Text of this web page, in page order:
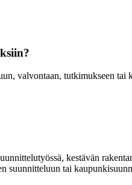
valvontaan, tutkimukseen
kestävän
tai